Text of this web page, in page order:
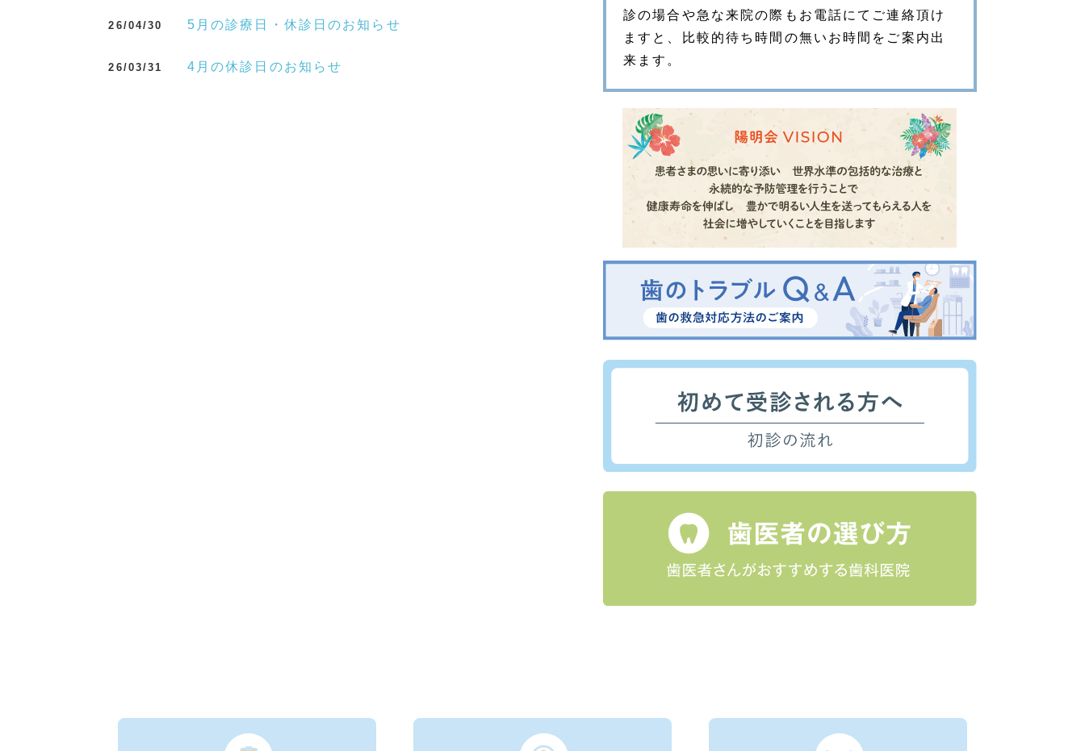
26/04/30 5月の診療日・休診日のお知らせ
26/03/31 4月の休診日のお知らせ
診の場合や急な来院の際もお電話にてご連絡頂け
ますと、比較的待ち時間の無いお時間をご案内出
来ます。